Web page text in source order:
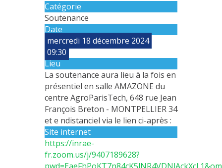
WORKING PAPERS
NOTES THÉMATIQUES
NOS TRAVAUX EN VIDÉO
Catégorie
Soutenance
Date
mercredi 18 décembre 2024
09:30
Lieu
La soutenance aura lieu à la fois en
présentiel en salle AMAZONE du
centre AgroParisTech, 648 rue Jean
François Breton - MONTPELLIER 34
et e ndistanciel via le lien ci-après :
Site internet
https://inrae-
fr.zoom.us/j/9407189628?